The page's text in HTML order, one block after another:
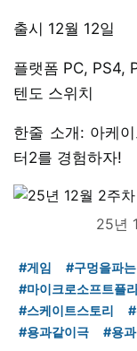
출시 12월 12일
플랫폼 PC, PS4,
텐도 스위치
한줄 소개: 아케
터2를 경험하자!
25년
#게임 #구멍을파
#마이크로소프트플
#스케이트스토리
#용과같이극
#용